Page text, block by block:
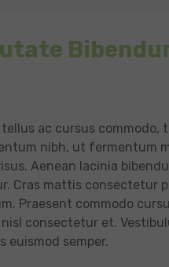
tellus ac cursus commodo,
nibh, ut fermentum
Aenean lacinia
Cras mattis consectetur
Praesent commodo
consectetur et.
euismod semper.